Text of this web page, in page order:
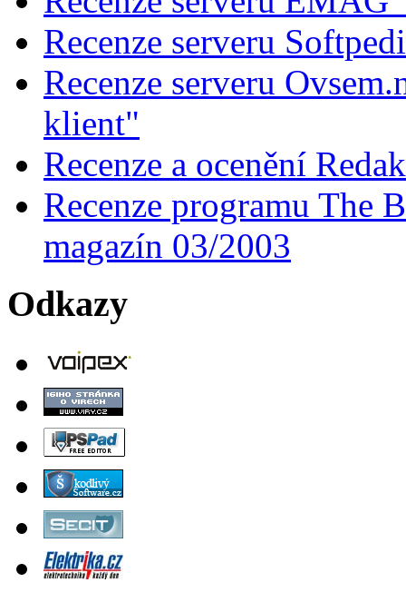
Recenze serveru
Recenze serveru
klient"
Recenze a ocenění
Recenze programu The
magazín 03/2003
Odkazy